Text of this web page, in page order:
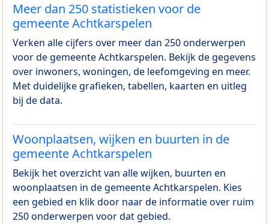
Meer dan 250 statistieken voor de
gemeente Achtkarspelen
Verken alle cijfers over meer dan 250 onderwerpen
voor de gemeente Achtkarspelen. Bekijk de gegevens
over inwoners, woningen, de leefomgeving en meer.
Met duidelijke grafieken, tabellen, kaarten en uitleg
bij de data.
Woonplaatsen, wijken en buurten in de
gemeente Achtkarspelen
Bekijk het overzicht van alle wijken, buurten en
woonplaatsen in de gemeente Achtkarspelen. Kies
een gebied en klik door naar de informatie over ruim
250 onderwerpen voor dat gebied.